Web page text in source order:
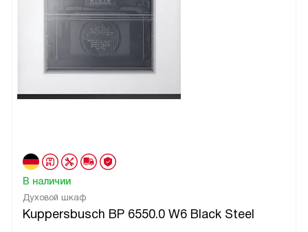
Духовой шкаф
Kuppersbusch BP 6550.0 W6 Black Steel
В наличии